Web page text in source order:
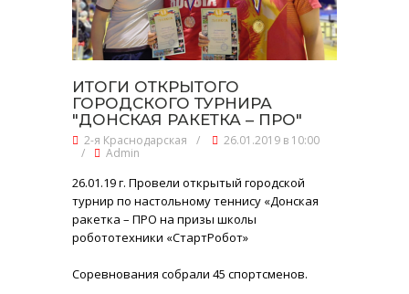
ИТОГИ ОТКРЫТОГО
ГОРОДСКОГО ТУРНИРА
"ДОНСКАЯ РАКЕТКА – ПРО"
2-я Краснодарская /
26.01.2019 в 10:00
/
Admin
26.01.19 г. Провели открытый городской
турнир по настольному теннису «Донская
ракетка – ПРО на призы школы
робототехники «СтартРобот»
Соревнования собрали 45 спортсменов.